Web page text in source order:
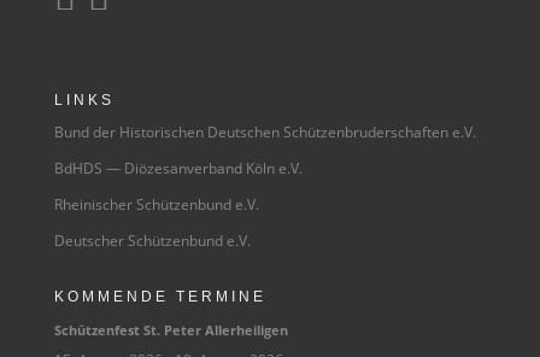
LINKS
Bund der Historischen Deutschen Schützenbruderschaften e.V.
BdHDS — Diözesanverband Köln e.V.
Rheinischer Schützenbund e.V.
Deutscher Schützenbund e.V.
KOMMENDE TERMINE
Schüt­zen­fest St. Peter Allerheiligen